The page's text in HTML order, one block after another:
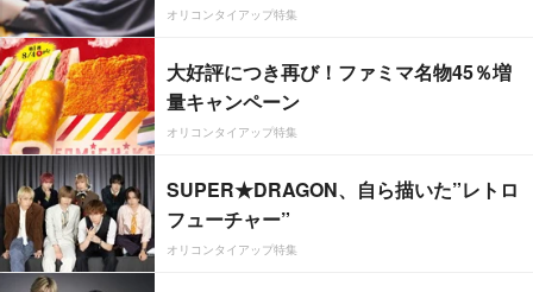
オリコンタイアップ特集
大好評につき再び！ファミマ名物45％増
量キャンペーン
オリコンタイアップ特集
SUPER★DRAGON、自ら描いた”レトロ
フューチャー”
オリコンタイアップ特集